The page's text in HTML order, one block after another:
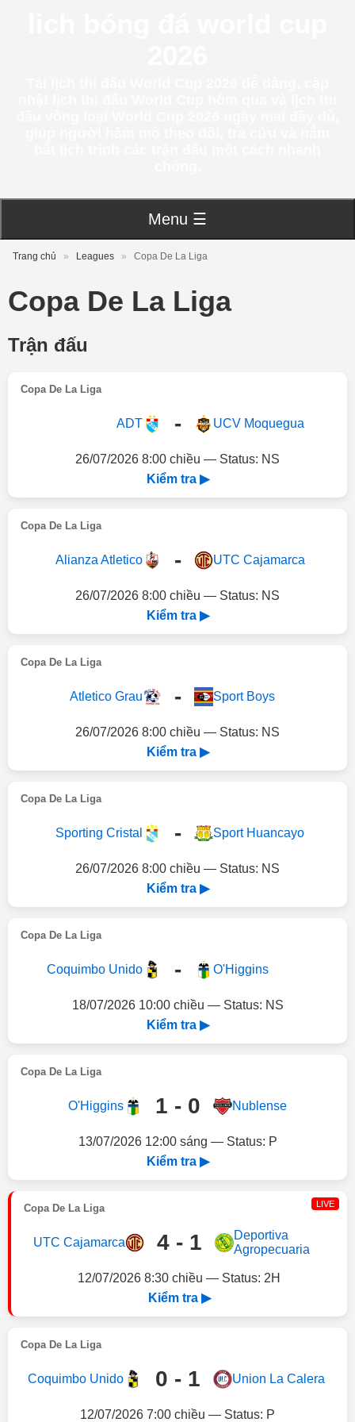
Menu ☰
Trang chủ » Leagues » Copa De La Liga
Copa De La Liga
Trận đấu
Copa De La Liga
ADT - UCV Moquegua
26/07/2026 8:00 chiều — Status: NS
Kiểm tra ▶
Copa De La Liga
Alianza Atletico - UTC Cajamarca
26/07/2026 8:00 chiều — Status: NS
Kiểm tra ▶
Copa De La Liga
Atletico Grau - Sport Boys
26/07/2026 8:00 chiều — Status: NS
Kiểm tra ▶
Copa De La Liga
Sporting Cristal - Sport Huancayo
26/07/2026 8:00 chiều — Status: NS
Kiểm tra ▶
Copa De La Liga
Coquimbo Unido - O'Higgins
18/07/2026 10:00 chiều — Status: NS
Kiểm tra ▶
Copa De La Liga
O'Higgins 1 - 0 Nublense
13/07/2026 12:00 sáng — Status: P
Kiểm tra ▶
Copa De La Liga LIVE
UTC Cajamarca 4 - 1
Deportiva
Agropecuaria
12/07/2026 8:30 chiều — Status: 2H
Kiểm tra ▶
Copa De La Liga
Coquimbo Unido 0 - 1 Union La Calera
12/07/2026 7:00 chiều — Status: P